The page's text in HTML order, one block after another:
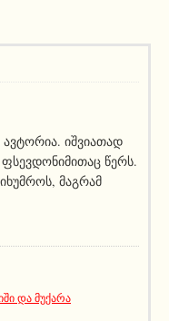
იშვიათად
წერს.
მაგრამ
და მუქარა